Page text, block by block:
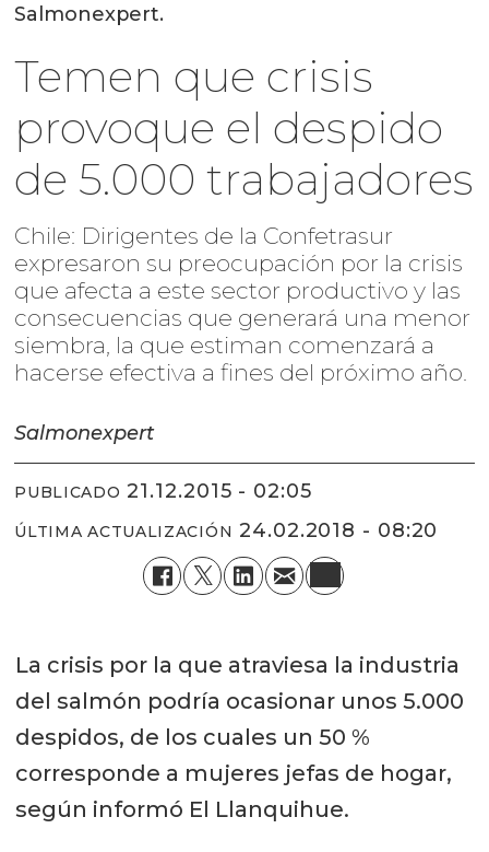
Salmonexpert.
Temen que crisis
provoque el despido
de 5.000 trabajadores
Chile: Dirigentes de la Confetrasur
expresaron su preocupación por la crisis
que afecta a este sector productivo y las
consecuencias que generará una menor
siembra, la que estiman comenzará a
hacerse efectiva a fines del próximo año.
Salmonexpert
PUBLICADO 21.12.2015 - 02:05
ÚLTIMA ACTUALIZACIÓN 24.02.2018 - 08:20
La crisis por la que atraviesa la industria
del salmón podría ocasionar unos 5.000
despidos, de los cuales un 50 %
corresponde a mujeres jefas de hogar,
según informó El Llanquihue.